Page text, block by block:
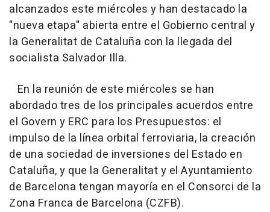
alcanzados este miércoles y han destacado la
"nueva etapa" abierta entre el Gobierno central y
la Generalitat de Cataluña con la llegada del
socialista Salvador Illa.
En la reunión de este miércoles se han
abordado tres de los principales acuerdos entre
el Govern y ERC para los Presupuestos: el
impulso de la línea orbital ferroviaria, la creación
de una sociedad de inversiones del Estado en
Cataluña, y que la Generalitat y el Ayuntamiento
de Barcelona tengan mayoría en el Consorci de la
Zona Franca de Barcelona (CZFB).